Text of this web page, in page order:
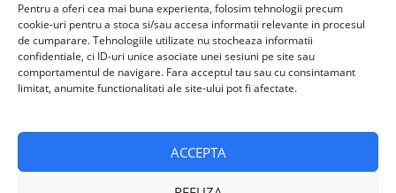
Pentru a oferi cea mai buna experienta, folosim tehnologii precum
cookie-uri pentru a stoca si/sau accesa informatii relevante in procesul
de cumparare. Tehnologiile utilizate nu stocheaza informatii
confidentiale, ci ID-uri unice asociate unei sesiuni pe site sau
comportamentul de navigare. Fara acceptul tau sau cu consintamant
limitat, anumite functionalitati ale site-ului pot fi afectate.
ACCEPTA
VALM Electrical Solutions © 2026